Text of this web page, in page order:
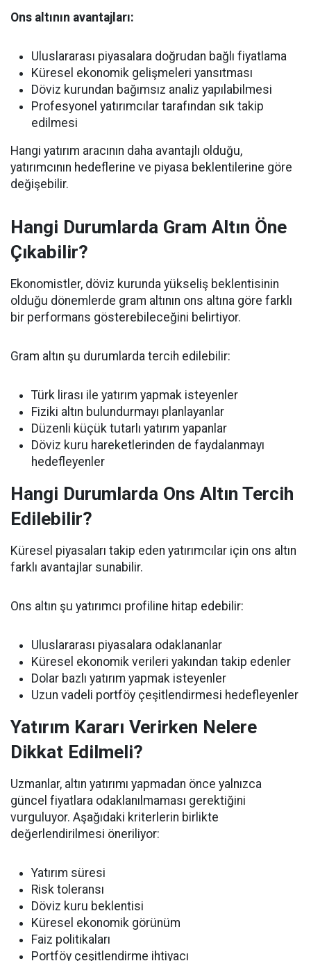
Ons altının avantajları:
Uluslararası piyasalara doğrudan bağlı fiyatlama
Küresel ekonomik gelişmeleri yansıtması
Döviz kurundan bağımsız analiz yapılabilmesi
Profesyonel yatırımcılar tarafından sık takip
edilmesi
Hangi yatırım aracının daha avantajlı olduğu,
yatırımcının hedeflerine ve piyasa beklentilerine göre
değişebilir.
Hangi Durumlarda Gram Altın Öne
Çıkabilir?
Ekonomistler, döviz kurunda yükseliş beklentisinin
olduğu dönemlerde gram altının ons altına göre farklı
bir performans gösterebileceğini belirtiyor.
Gram altın şu durumlarda tercih edilebilir:
Türk lirası ile yatırım yapmak isteyenler
Fiziki altın bulundurmayı planlayanlar
Düzenli küçük tutarlı yatırım yapanlar
Döviz kuru hareketlerinden de faydalanmayı
hedefleyenler
Hangi Durumlarda Ons Altın Tercih
Edilebilir?
Küresel piyasaları takip eden yatırımcılar için ons altın
farklı avantajlar sunabilir.
Ons altın şu yatırımcı profiline hitap edebilir:
Uluslararası piyasalara odaklananlar
Küresel ekonomik verileri yakından takip edenler
Dolar bazlı yatırım yapmak isteyenler
Uzun vadeli portföy çeşitlendirmesi hedefleyenler
Yatırım Kararı Verirken Nelere
Dikkat Edilmeli?
Uzmanlar, altın yatırımı yapmadan önce yalnızca
güncel fiyatlara odaklanılmaması gerektiğini
vurguluyor. Aşağıdaki kriterlerin birlikte
değerlendirilmesi öneriliyor:
Yatırım süresi
Risk toleransı
Döviz kuru beklentisi
Küresel ekonomik görünüm
Faiz politikaları
Portföy çeşitlendirme ihtiyacı